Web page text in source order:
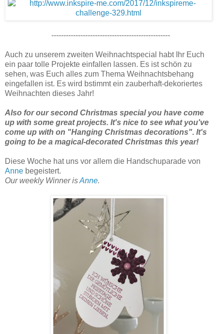
-------------------------------------------------
Auch zu unserem zweiten Weihnachtspecial habt Ihr Euch
ein paar tolle Projekte einfallen lassen. Es ist schön zu
sehen, was Euch alles zum Thema Weihnachtsbehang
eingefallen ist. Es wird bstimmt ein zauberhaft-dekoriertes
Weihnachten dieses Jahr!
Also for our second Christmas special you have come
up with some great projects. It's nice to see what you've
come up with on "Hanging Christmas decorations". It's
going to be a magical-decorated Christmas this year!
Diese Woche hat uns vor allem die Handschuparade von
Anne begeistert.
Our weekly Winner isAnne.